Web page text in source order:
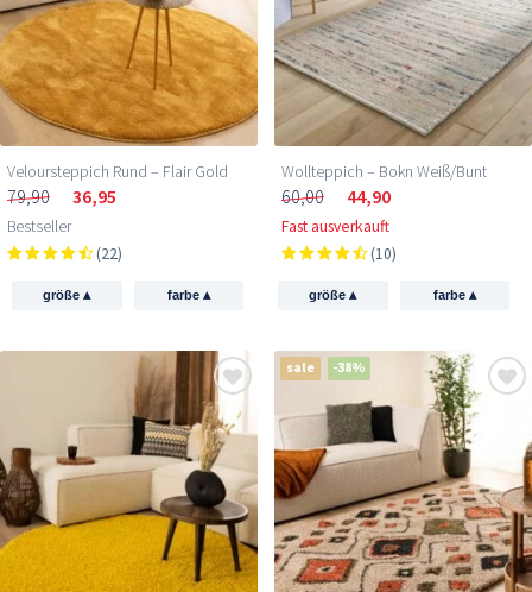
Veloursteppich Rund – Flair Gold
79,90 36,95
Bestseller
(22)
größe▴ farbe ▴
Wollteppich – Bokn Weiß/Bunt
60,00 44,90
Fast ausverkauft
(10)
größe▴ farbe ▴
sale -38%